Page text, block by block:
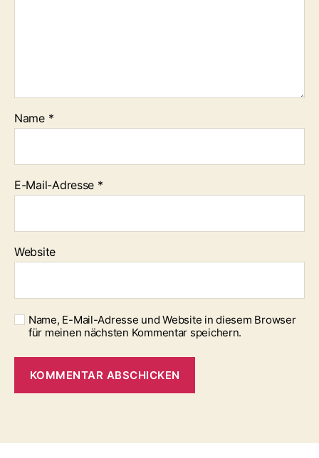
Name *
E-Mail-Adresse *
Website
Name, E-Mail-Adresse und Website in diesem Browser
für meinen nächsten Kommentar speichern.